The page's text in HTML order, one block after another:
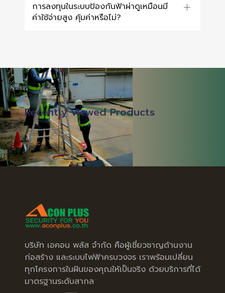
การลงทุนในระบบป้องกันฟ้าผ่าดูเหมือนมี
ค่าใช้จ่ายสูง คุ้มค่าหรือไม่?
Recently Viewed Products
บริษัท เอคอน พลัส จำกัด คือผู้เชี่ยวชาญด้านงาน
ก่อสร้าง และระบบไฟฟ้าครบวงจร เราพร้อมเปลี่ยน
ทุกโครงการในฝันของคุณให้เป็นจริง ด้วยบริการที่ได้
มาตรฐานระดับสากล